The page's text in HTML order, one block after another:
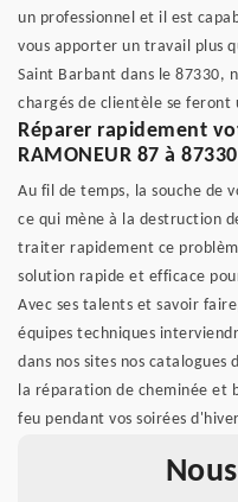
un professionnel et il est
vous apporter un travail plus
Saint Barbant dans le 87330,
chargés de clientèle se feront
Réparer rapidement
RAMONEUR 87 à 87330
Au fil de temps, la souche de
ce qui mène à la destruction
traiter rapidement ce
solution rapide et efficace
Avec ses talents et savoir
équipes techniques
dans nos sites nos
la réparation de cheminée et
feu pendant vos soirées